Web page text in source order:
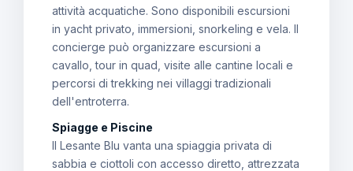
attività acquatiche. Sono disponibili escursioni
in yacht privato, immersioni, snorkeling e vela. Il
concierge può organizzare escursioni a
cavallo, tour in quad, visite alle cantine locali e
percorsi di trekking nei villaggi tradizionali
dell'entroterra.
Spiagge e Piscine
Il Lesante Blu vanta una spiaggia privata di
sabbia e ciottoli con accesso diretto, attrezzata